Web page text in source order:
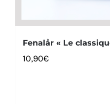
Fenalår « Le
10,90€